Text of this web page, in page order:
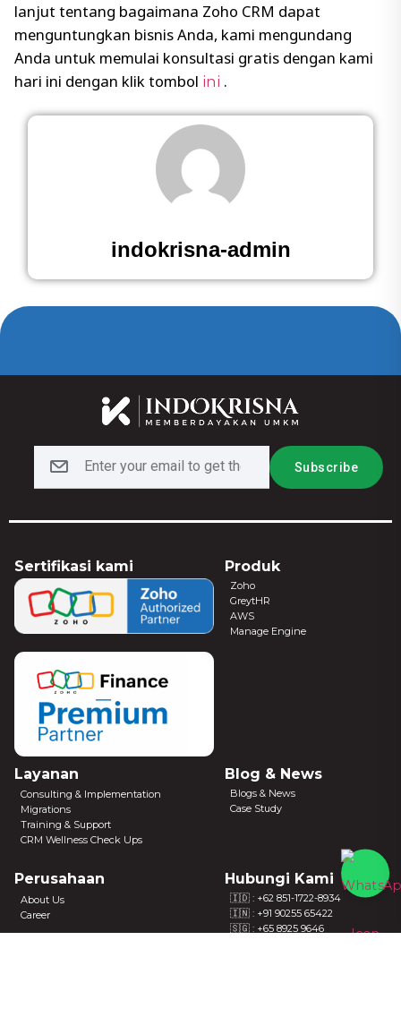
lanjut tentang bagaimana Zoho CRM dapat
menguntungkan bisnis Anda, kami mengundang
Anda untuk memulai konsultasi gratis dengan kami
hari ini dengan klik tombol ini .
indokrisna-admin
Sertifikasi kami Produk
Zoho
GreytHR
AWS
Manage Engine
Layanan
Consulting & Implementation
Migrations
Training & Support
CRM Wellness Check Ups
Blog & News
Blogs & News
Case Study
Perusahaan
About Us
Career
Hubungi Kami
🇮🇩 : +62 851-1722-8934
🇮🇳 : +91 90255 65422
🇸🇬 : +65 8925 9646